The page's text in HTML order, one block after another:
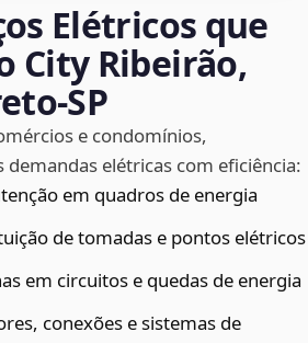
Elétricos que
City Ribeirão,
e condomínios,
elétricas com eficiência:
em quadros de energia
de tomadas e pontos elétricos
em circuitos e quedas de energia
conexões e sistemas de